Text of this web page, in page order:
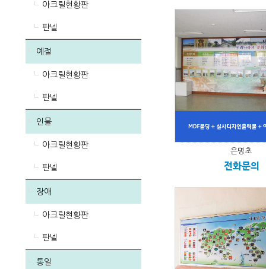
아크릴현황판
판넬
예절
아크릴현황판
판넬
인물
아크릴현황판
판넬
장애
아크릴현황판
판넬
통일
은명초
전화문의